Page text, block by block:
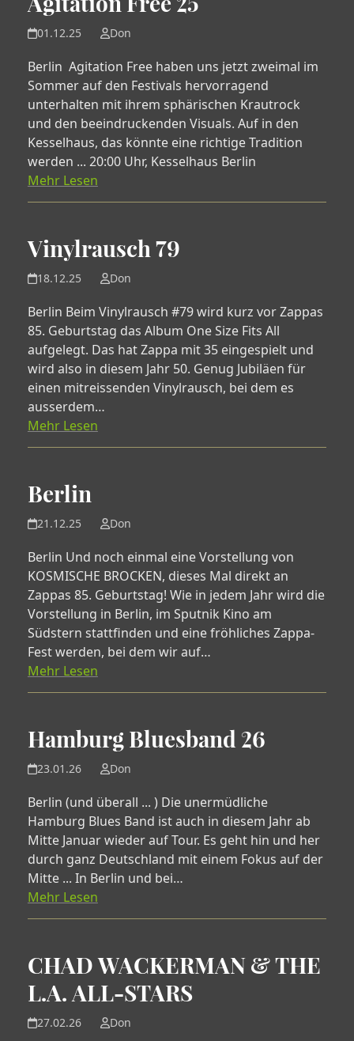
01.12.25 Don
Berlin Agitation Free haben uns jetzt zweimal im
Sommer auf den Festivals hervorragend
unterhalten mit ihrem sphärischen Krautrock
und den beeindruckenden Visuals. Auf in den
Kesselhaus, das könnte eine richtige Tradition
werden ... 20:00 Uhr, Kesselhaus Berlin
Mehr Lesen
Vinylrausch 79
18.12.25 Don
Berlin Beim Vinylrausch #79 wird kurz vor Zappas
85. Geburtstag das Album One Size Fits All
aufgelegt. Das hat Zappa mit 35 eingespielt und
wird also in diesem Jahr 50. Genug Jubiläen für
einen mitreissenden Vinylrausch, bei dem es
ausserdem…
Mehr Lesen
Berlin
21.12.25 Don
Berlin Und noch einmal eine Vorstellung von
KOSMISCHE BROCKEN, dieses Mal direkt an
Zappas 85. Geburtstag! Wie in jedem Jahr wird die
Vorstellung in Berlin, im Sputnik Kino am
Südstern stattfinden und eine fröhliches Zappa-
Fest werden, bei dem wir auf…
Mehr Lesen
Hamburg Bluesband 26
23.01.26 Don
Berlin (und überall ... ) Die unermüdliche
Hamburg Blues Band ist auch in diesem Jahr ab
Mitte Januar wieder auf Tour. Es geht hin und her
durch ganz Deutschland mit einem Fokus auf der
Mitte ... In Berlin und bei…
Mehr Lesen
CHAD WACKERMAN & THE
L.A. ALL-STARS
27.02.26 Don